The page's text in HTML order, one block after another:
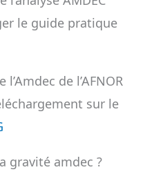
le guide pratique
de l’AFNOR
sur le
gravité amdec ?